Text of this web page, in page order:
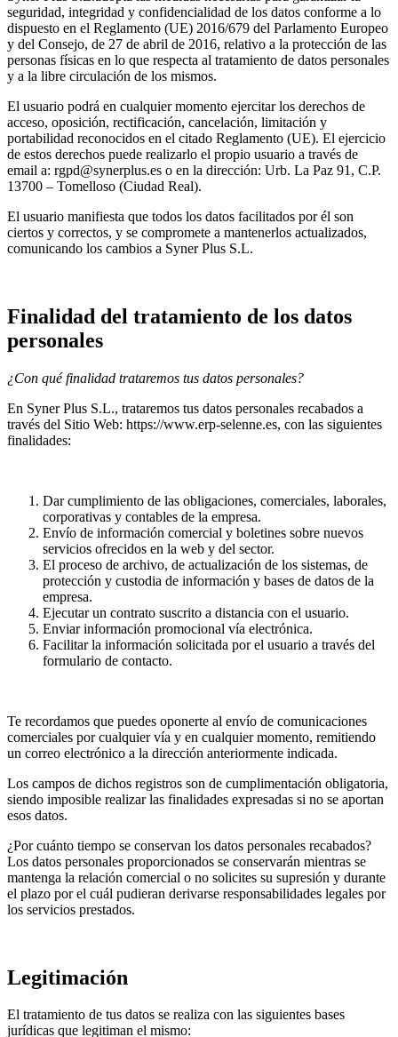
seguridad, integridad y confidencialidad de los datos conforme a lo
dispuesto en el Reglamento (UE) 2016/679 del Parlamento Europeo
y del Consejo, de 27 de abril de 2016, relativo a la protección de las
personas físicas en lo que respecta al tratamiento de datos personales
y a la libre circulación de los mismos.
El usuario podrá en cualquier momento ejercitar los derechos de
acceso, oposición, rectificación, cancelación, limitación y
portabilidad reconocidos en el citado Reglamento (UE). El ejercicio
de estos derechos puede realizarlo el propio usuario a través de
email a: rgpd@synerplus.es o en la dirección: Urb. La Paz 91, C.P.
13700 – Tomelloso (Ciudad Real).
El usuario manifiesta que todos los datos facilitados por él son
ciertos y correctos, y se compromete a mantenerlos actualizados,
comunicando los cambios a Syner Plus S.L.
Finalidad del tratamiento de los datos
personales
¿Con qué finalidad trataremos tus datos personales?
En Syner Plus S.L., trataremos tus datos personales recabados a
través del Sitio Web: https://www.erp-selenne.es, con las siguientes
finalidades:
Dar cumplimiento de las obligaciones, comerciales, laborales,
corporativas y contables de la empresa.
Envío de información comercial y boletines sobre nuevos
servicios ofrecidos en la web y del sector.
El proceso de archivo, de actualización de los sistemas, de
protección y custodia de información y bases de datos de la
empresa.
Ejecutar un contrato suscrito a distancia con el usuario.
Enviar información promocional vía electrónica.
Facilitar la información solicitada por el usuario a través del
formulario de contacto.
Te recordamos que puedes oponerte al envío de comunicaciones
comerciales por cualquier vía y en cualquier momento, remitiendo
un correo electrónico a la dirección anteriormente indicada.
Los campos de dichos registros son de cumplimentación obligatoria,
siendo imposible realizar las finalidades expresadas si no se aportan
esos datos.
¿Por cuánto tiempo se conservan los datos personales recabados?
Los datos personales proporcionados se conservarán mientras se
mantenga la relación comercial o no solicites su supresión y durante
el plazo por el cuál pudieran derivarse responsabilidades legales por
los servicios prestados.
Legitimación
El tratamiento de tus datos se realiza con las siguientes bases
jurídicas que legitiman el mismo: